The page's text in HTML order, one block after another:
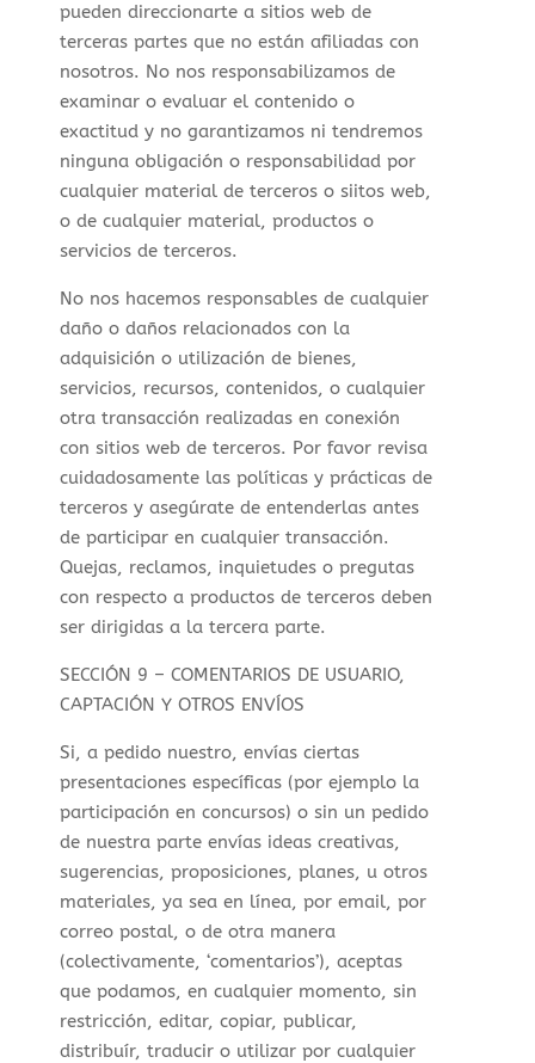
pueden direccionarte a sitios web de
terceras partes que no están afiliadas con
nosotros. No nos responsabilizamos de
examinar o evaluar el contenido o
exactitud y no garantizamos ni tendremos
ninguna obligación o responsabilidad por
cualquier material de terceros o siitos web,
o de cualquier material, productos o
servicios de terceros.
No nos hacemos responsables de cualquier
daño o daños relacionados con la
adquisición o utilización de bienes,
servicios, recursos, contenidos, o cualquier
otra transacción realizadas en conexión
con sitios web de terceros. Por favor revisa
cuidadosamente las políticas y prácticas de
terceros y asegúrate de entenderlas antes
de participar en cualquier transacción.
Quejas, reclamos, inquietudes o pregutas
con respecto a productos de terceros deben
ser dirigidas a la tercera parte.
SECCIÓN 9 – COMENTARIOS DE USUARIO,
CAPTACIÓN Y OTROS ENVÍOS
Si, a pedido nuestro, envías ciertas
presentaciones específicas (por ejemplo la
participación en concursos) o sin un pedido
de nuestra parte envías ideas creativas,
sugerencias, proposiciones, planes, u otros
materiales, ya sea en línea, por email, por
correo postal, o de otra manera
(colectivamente, ‘comentarios’), aceptas
que podamos, en cualquier momento, sin
restricción, editar, copiar, publicar,
distribuír, traducir o utilizar por cualquier